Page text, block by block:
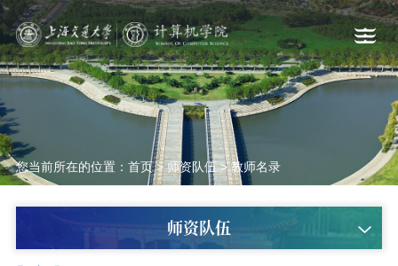
您当前所在的位置： 首页>师资队伍>教师名录
师资队伍